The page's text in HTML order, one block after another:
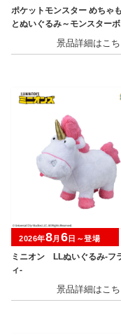
ポケットモンスター めちゃ
とぬいぐるみ～モンスター
スーパーボール・ハイパー
マスターボール・プレミア
ミニオン LLぬいぐるみ‐フ
ィ‐
2026年8月 6 日～登場